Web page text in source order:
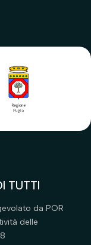
TUTTI
da POR
delle